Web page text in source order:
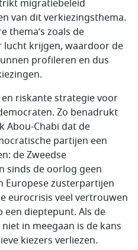
migratiebeleid
van dit verkiezingsthema.
thema’s zoals de
lucht krijgen, waardoor de
profileren en dus
riskante strategie voor
Zo benadrukt
Abou-Chabi dat de
partijen een
de Zweedse
sinds de oorlog geen
Europese zusterpartijen
eurocrisis veel vertrouwen
een dieptepunt. Als de
in meegaan is de kans
kiezers verliezen.